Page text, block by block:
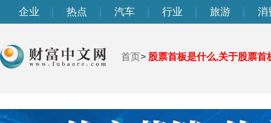
企业 | 热点 | 汽车 | 行业 | 旅游 | 消
首页> 股票首板是什么,关于股票首